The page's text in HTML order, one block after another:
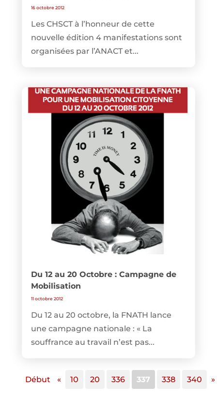
16 octobre 2012
Les CHSCT à l’honneur de cette
nouvelle édition 4 manifestations sont
organisées par l’ANACT et...
Du 12 au 20 Octobre : Campagne de
Mobilisation
11 octobre 2012
Du 12 au 20 octobre, la FNATH lance
une campagne nationale : « La
souffrance au travail n’est pas...
Début « 10 20 336 337 338 340 »